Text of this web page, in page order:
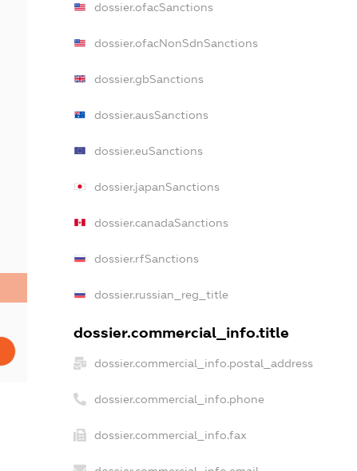
dossier.ofacSanctions
dossier.ofacNonSdnSanctions
dossier.gbSanctions
dossier.ausSanctions
dossier.euSanctions
dossier.japanSanctions
dossier.canadaSanctions
dossier.rfSanctions
dossier.russian_reg_title
dossier.commercial_info.title
dossier.commercial_info.postal_address
dossier.commercial_info.phone
dossier.commercial_info.fax